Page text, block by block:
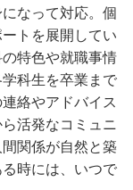
なって対応。個
トを展開してい
特色や就職事情
科生を卒業まで
絡やアドバイス
活発なコミュニ
関係が自然と築
時には、いつで